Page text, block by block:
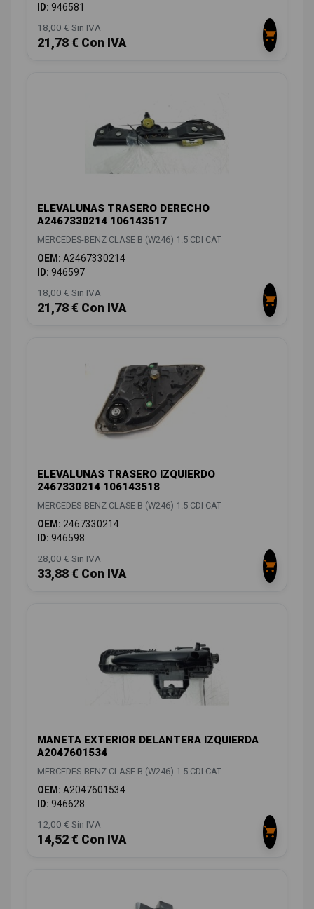
ID: 946581
18,00 € Sin IVA
21,78 € Con IVA
ELEVALUNAS TRASERO DERECHO
A2467330214 106143517
MERCEDES-BENZ CLASE B (W246) 1.5 CDI CAT
OEM: A2467330214
ID: 946597
18,00 € Sin IVA
21,78 € Con IVA
ELEVALUNAS TRASERO IZQUIERDO
2467330214 106143518
MERCEDES-BENZ CLASE B (W246) 1.5 CDI CAT
OEM: 2467330214
ID: 946598
28,00 € Sin IVA
33,88 € Con IVA
MANETA EXTERIOR DELANTERA IZQUIERDA
A2047601534
MERCEDES-BENZ CLASE B (W246) 1.5 CDI CAT
OEM: A2047601534
ID: 946628
12,00 € Sin IVA
14,52 € Con IVA